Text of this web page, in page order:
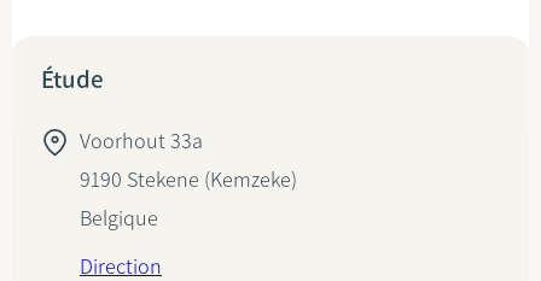
Étude
Voorhout 33a
9190 Stekene (Kemzeke)
Belgique
Direction